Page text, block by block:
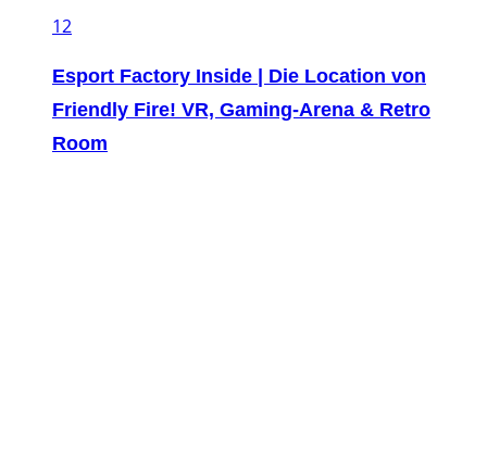
12
Esport Factory Inside | Die Location von
Friendly Fire! VR, Gaming-Arena & Retro
Room